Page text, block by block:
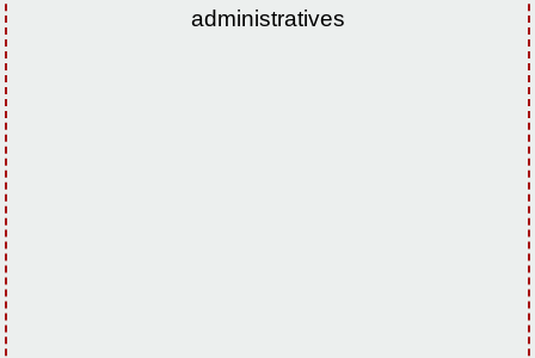
administratives